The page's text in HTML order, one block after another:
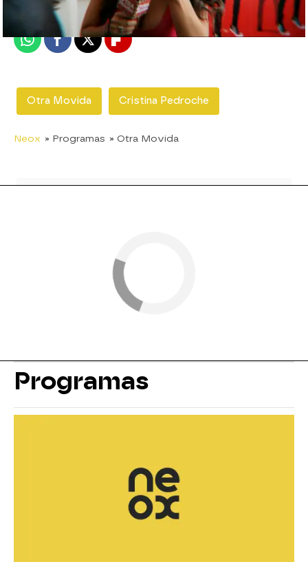
Publicado: 26 de diciembre de 2011, 18:12
WhatsappFacebook
X Flipboard
Otra Movida Cristina Pedroche
Neox » Programas » Otra Movida
Programas